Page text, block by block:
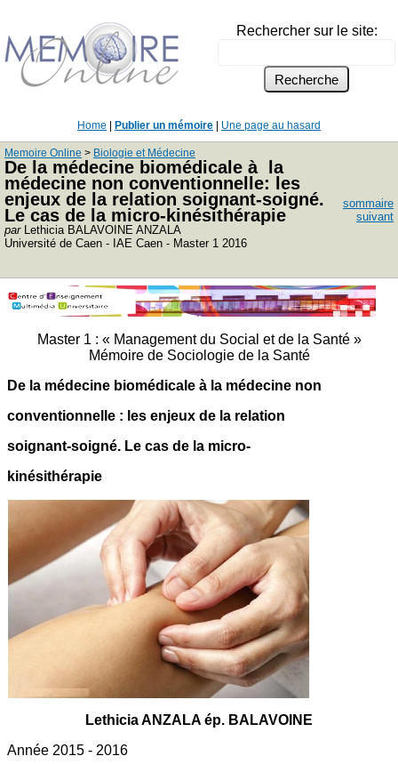
Rechercher sur le site:
Home Publier un mémoire Une page au hasard
Memoire Online > Biologie et Médecine
De la médecine biomédicale à la
médecine non conventionnelle: les
enjeux de la relation soignant-soigné.
Le cas de la micro-kinésithérapie
parLethicia BALAVOINE ANZALA
Université de Caen - IAE Caen - Master 1 2016
sommaire
suivant
Master 1 : « Management du Social et de la Santé »
Mémoire de Sociologie de la Santé
De la médecine biomédicale à la médecine non
conventionnelle : les enjeux de la relation
soignant-soigné. Le cas de la micro-
kinésithérapie
Lethicia ANZALA ép. BALAVOINE
Année 2015 - 2016